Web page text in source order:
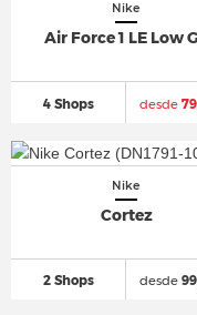
Nike
Air Force 1 LE Low
4 Shops desde
Nike
Cortez
2 Shops desde